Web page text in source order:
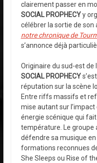
clairement passer en
SOCIAL PROPHECYy
célébrer la sortie de son
notre chronique de
s’annonce déjà
Originaire du sud-est de
SOCIAL PROPHECY
réputation sur la scène
Entre riffs massifs et
mise autant sur
énergie scénique qui
température. Le groupe
défendre sa musique
formations reconnues
She Sleeps ou Rise of